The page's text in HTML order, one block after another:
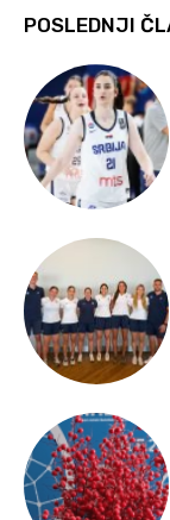
POSLEDNJI